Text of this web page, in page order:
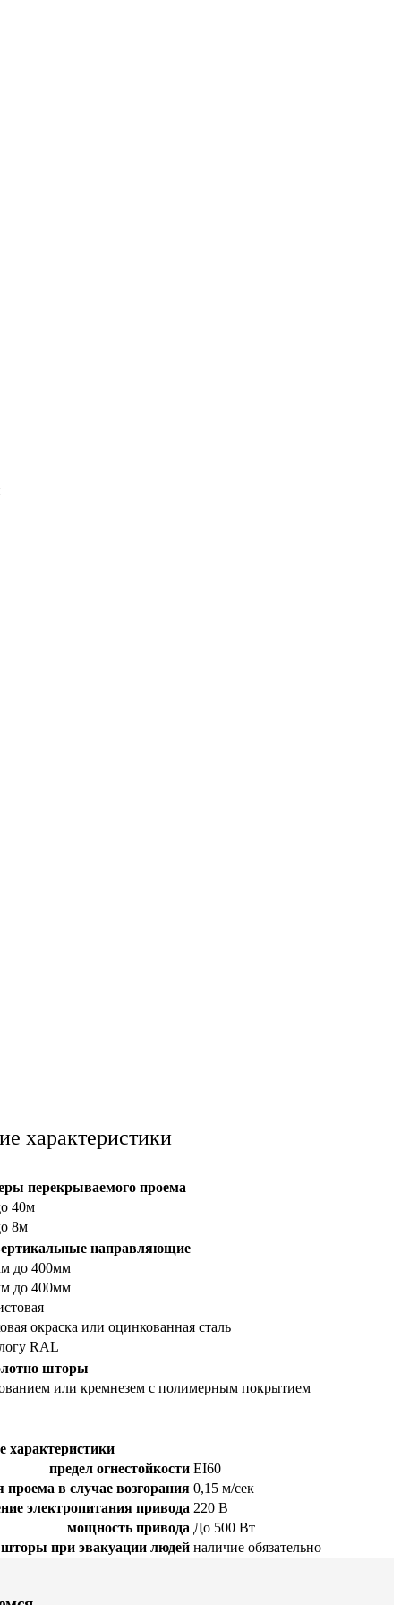
характеристики
перекрываемого проема
40м
8м
направляющие
до 400мм
до 400мм
окраска или оцинкованная сталь
RAL
шторы
или кремнезем с полимерным покрытием
характеристики
предел огнестойкости EI60
проема в случае возгорания 0,15 м/сек
электропитания привода 220 В
мощность привода До 500 Вт
при эвакуации людей наличие обязательно